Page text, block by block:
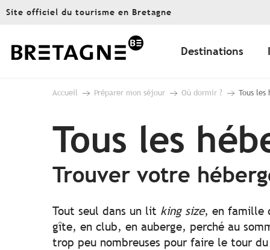
Aller
principal
Site officiel du tourisme en Bretagne
Destinations
Accueil Préparer mon séjour Où dormir ? Tous les
Tous les
Trouver votre
Tout seul dans un lit king size, en famille
gîte, en club, en auberge, perché au
trop peu nombreuses pour faire le tour